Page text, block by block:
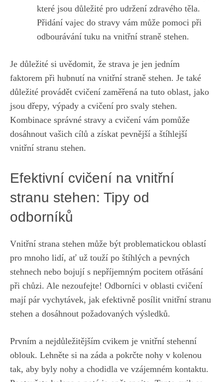
které jsou důležité pro udržení‍ zdravého těla.
Přidání vajec do stravy vám může pomoci​ při
⁢odbourávání ⁤tuku na vnitřní straně stehen.
Je důležité si uvědomit, ‌že strava je⁣ jen jedním
faktorem při hubnutí na vnitřní ‌straně stehen. ⁣Je‌ také
důležité⁢ provádět cvičení ‍zaměřená ‍na tuto‍ oblast,‍ jako
jsou dřepy,⁢ výpady a ⁣cvičení‍ pro svaly stehen. ​
Kombinace správné stravy a cvičení vám pomůže
dosáhnout ‍vašich cílů a získat pevnější a štíhlejší
vnitřní stranu stehen.
Efektivní ​cvičení na vnitřní
stranu stehen: Tipy od
odborníků
Vnitřní strana stehen může být problematickou oblastí
pro mnoho lidí, ať‌ už touží po štíhlých a pevných
stehnech nebo⁣ bojují s ​nepříjemným pocitem otřásání
při chůzi. Ale‍ nezoufejte! Odborníci v ‌oblasti cvičení
mají ​pár vychytávek, ‍jak efektivně posílit vnitřní stranu
stehen a​ dosáhnout​ požadovaných výsledků.
Prvním a nejdůležitějším cvikem je vnitřní‌ stehenní
oblouk. Lehněte ⁣si⁤ na záda a pokrčte​ nohy v kolenou
tak, aby byly ‍nohy a chodidla ve vzájemném kontaktu.